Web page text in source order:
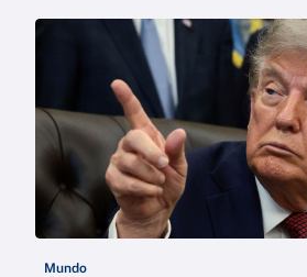
Mundo